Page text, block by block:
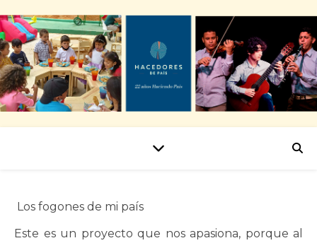
Los fogones de mi país
Este es un proyecto que nos apasiona, porque al